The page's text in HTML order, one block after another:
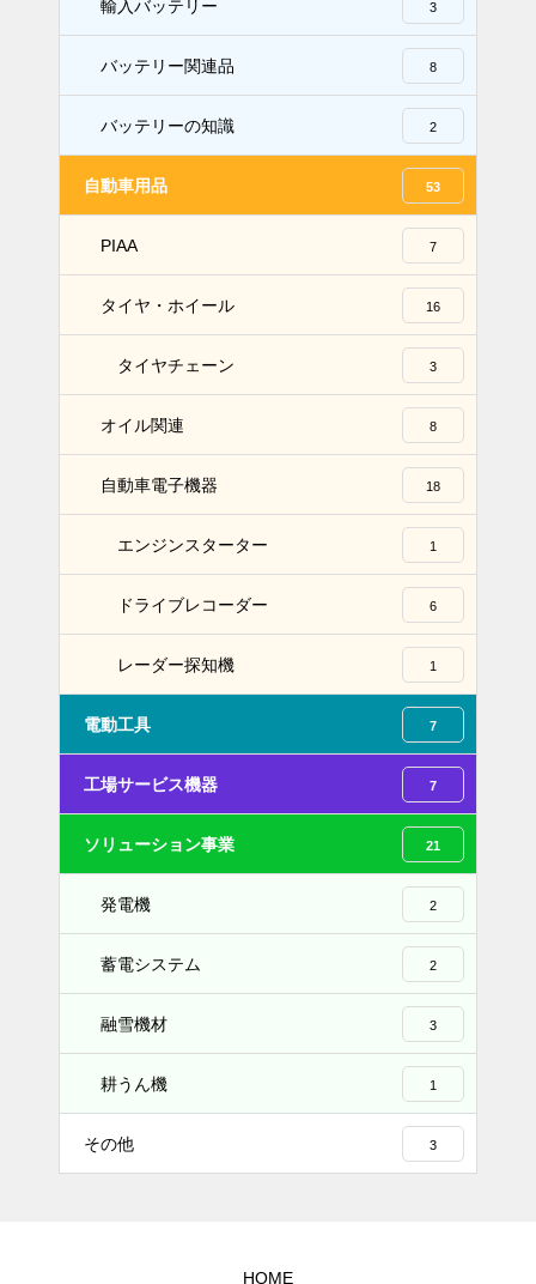
輸入バッテリー 3
バッテリー関連品 8
バッテリーの知識 2
自動車用品 53
PIAA 7
タイヤ・ホイール 16
タイヤチェーン 3
オイル関連 8
自動車電子機器 18
エンジンスターター 1
ドライブレコーダー 6
レーダー探知機 1
電動工具 7
工場サービス機器 7
ソリューション事業 21
発電機 2
蓄電システム 2
融雪機材 3
耕うん機 1
その他 3
HOME